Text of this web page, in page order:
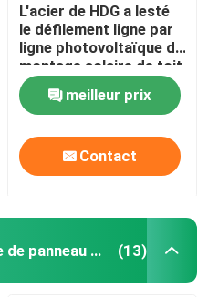
L'acier de HDG a lesté
le défilement ligne par
ligne photovoltaïque de
montage solaire de toit
plat de systèmes
meilleur prix
Contact
Système photovoltaïque de panneau solaire (13)